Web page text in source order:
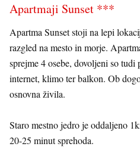
Apartmaji Sunset ***
Apartma Sunset stoji na lepi
razgled na mesto in morje.
sprejme 4 osebe, dovoljeni so
internet, klimo ter balkon. Ob
osnovna živila.
Staro mestno jedro je oddaljeno
20-25 minut sprehoda.